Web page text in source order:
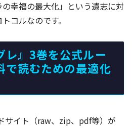
幸福の最大化」という遺志に対
コルなのです。
レ』3巻を公式ルー
で読むための最適化
サイト（raw、zip、pdf等）が